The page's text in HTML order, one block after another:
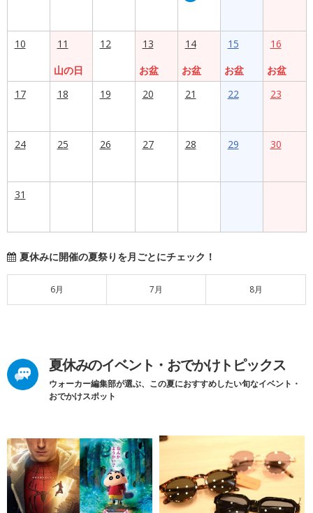
10
11
山の日
12
13
お盆
14
お盆
15
お盆
16
お盆
17
18 19 20 21 22 23
24 25 26 27 28 29 30
31
夏休みに開催の夏祭りを月ごとにチェック！
6月 7月 8月
夏休みのイベント・おでかけトピックス
ウォーカー編集部が選ぶ、この夏におすすめしたい旬なイベント・
おでかけスポット